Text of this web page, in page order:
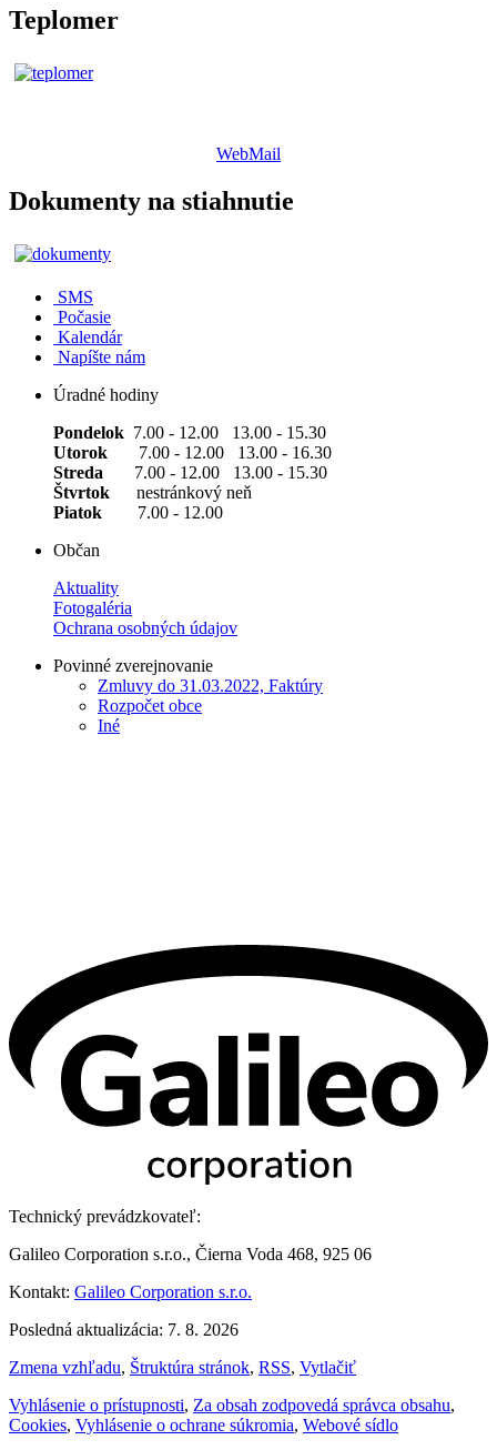
Teplomer
WebMail
Dokumenty na stiahnutie
SMS
Počasie
Kalendár
Napíšte nám
Úradné hodiny
Pondelok 7.00 - 12.00 13.00 - 15.30
Utorok
7.00 - 12.00 13.00 - 16.30
Streda 7.00 - 12.00 13.00 - 15.30
Štvrtok
nestránkový neň
Piatok 7.00 - 12.00
Občan
Aktuality
Fotogaléria
Ochrana osobných údajov
Povinné zverejnovanie
Zmluvy do 31.03.2022, Faktúry
Rozpočet obce
Iné
Technický prevádzkovateľ:
Galileo Corporation s.r.o., Čierna Voda 468, 925 06
Kontakt: Galileo Corporation s.r.o.
Posledná aktualizácia: 7. 8. 2026
Zmena vzhľadu, Štruktúra stránok, RSS, Vytlačiť
Vyhlásenie o prístupnosti, Za obsah zodpovedá správca obsahu,
Cookies, Vyhlásenie o ochrane súkromia, Webové sídlo